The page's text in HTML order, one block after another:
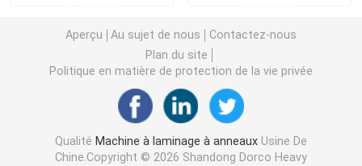
Moulin à tuyaux à soudure en spirale
Presses à vis de forgeage
Aperçu Au sujet de nous
Contactez-nous
Plan du site
Politique en matière de protection de la vie privée
Qualité Machine à laminage à anneauxUsine De
Chine.Copyright © 2026 Shandong Dorco Heavy